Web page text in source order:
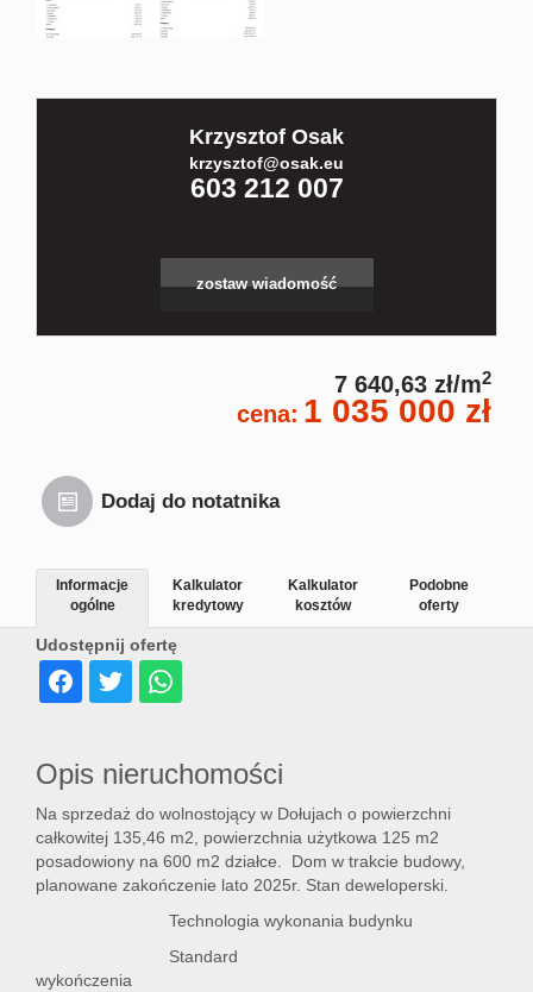
Krzysztof Osak
krzysztof@osak.eu
603 212 007
zostaw wiadomość
7 640,63 zł/m2
cena: 1 035 000 zł
Dodaj do notatnika
Udostępnij ofertę
Informacje
ogólne
Kalkulator
kredytowy
Kalkulator
kosztów
Podobne
oferty
Opis nieruchomości
Na sprzedaż do wolnostojący w Dołujach o powierzchni
całkowitej 135,46 m2, powierzchnia użytkowa 125 m2
posadowiony na 600 m2 działce. Dom w trakcie budowy,
planowane zakończenie lato 2025r. Stan deweloperski.
Technologia wykonania budynku
Standard
wykończenia